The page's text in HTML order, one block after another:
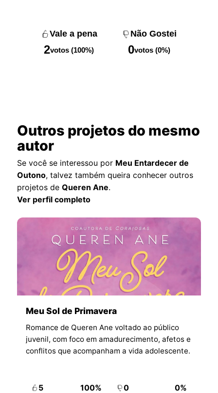
Vale a pena
2votos (100%)
Não Gostei
0votos (0%)
Outros projetos do mesmo
autor
Se você se interessou por Meu Entardecer de
Outono, talvez também queira conhecer outros
projetos deQueren Ane.
Ver perfil completo
Meu Sol de Primavera
Romance de Queren Ane voltado ao público
juvenil, com foco em amadurecimento, afetos e
conflitos que acompanham a vida adolescente.
5 100% 0 0%